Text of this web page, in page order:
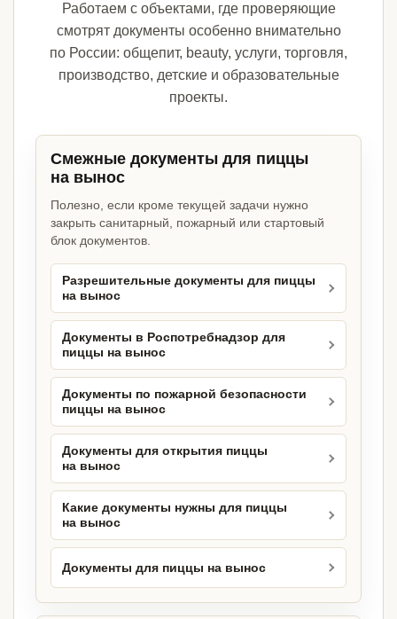
Работаем с объектами, где проверяющие
смотрят документы особенно внимательно
по России: общепит, beauty, услуги, торговля,
производство, детские и образовательные
проекты.
Смежные документы для пиццы
на вынос
Полезно, если кроме текущей задачи нужно
закрыть санитарный, пожарный или стартовый
блок документов.
Разрешительные документы для пиццы
на вынос
Документы в Роспотребнадзор для
пиццы на вынос
Документы по пожарной безопасности
пиццы на вынос
Документы для открытия пиццы
на вынос
Какие документы нужны для пиццы
на вынос
Документы для пиццы на вынос